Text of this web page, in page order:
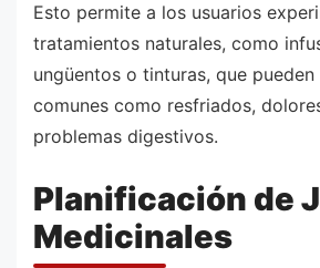
Esto permite a los usuarios
tratamientos naturales, como
ungüentos o tinturas, que
comunes como resfriados,
problemas digestivos.
Planificación de
Medicinales